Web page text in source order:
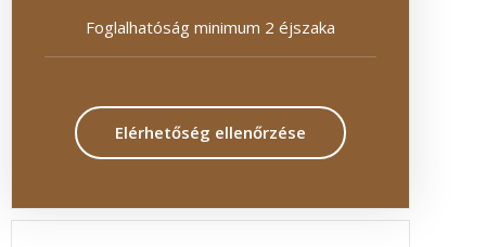
Foglalhatóság minimum 2 éjszaka
Elérhetőség ellenőrzése